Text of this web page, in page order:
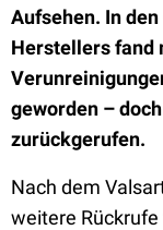
Aufsehen. In
Herstellers fand
geworden –
zurückgerufen.
Nach dem
weitere